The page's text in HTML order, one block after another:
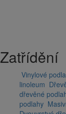
Zatřídění
Vinylové
linoleum
dřevěné
podlahy